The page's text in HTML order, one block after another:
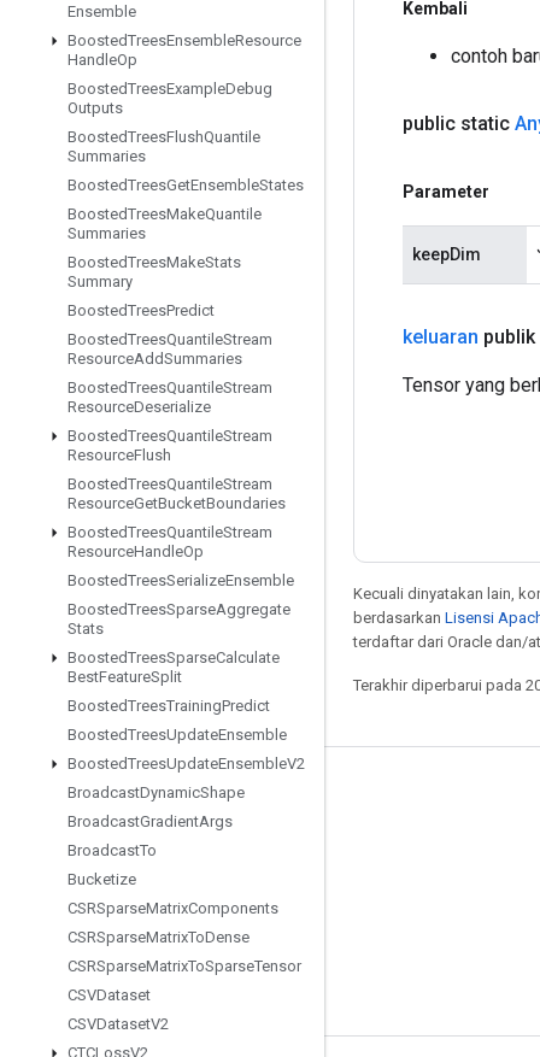
Ensemble
BoostedTreesEnsembleResource
HandleOp
BoostedTreesExampleDebug
Outputs
BoostedTreesFlushQuantile
Summaries
BoostedTreesGetEnsembleStates
BoostedTreesMakeQuantile
Summaries
BoostedTreesMakeStats
Summary
BoostedTreesPredict
BoostedTreesQuantileStream
ResourceAddSummaries
BoostedTreesQuantileStream
ResourceDeserialize
BoostedTreesQuantileStream
ResourceFlush
BoostedTreesQuantileStream
ResourceGetBucketBoundaries
BoostedTreesQuantileStream
ResourceHandleOp
BoostedTreesSerializeEnsemble
BoostedTreesSparseAggregate
Stats
BoostedTreesSparseCalculate
BestFeatureSplit
BoostedTreesTrainingPredict
BoostedTreesUpdateEnsemble
BoostedTreesUpdateEnsembleV2
BroadcastDynamicShape
BroadcastGradientArgs
BroadcastTo
Bucketize
CSRSparseMatrixComponents
CSRSparseMatrixToDense
CSRSparseMatrixToSparseTensor
CSVDataset
CSVDatasetV2
CTCLossV2
Kembali
contoh
public static
Parameter
keepDim
keluaran
Tensor yang
Kecuali dinyatakan lain,
berdasarkan Lisensi
terdaftar dari Oracle dan/
Terakhir diperbarui pada
Tetap terhubung
Forum
GitHub
Twitter
YouTube